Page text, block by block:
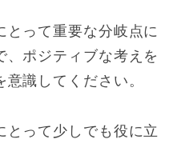
とって重要な分岐点に
、ポジティブな考えを
識してください。
とって少しでも役に立